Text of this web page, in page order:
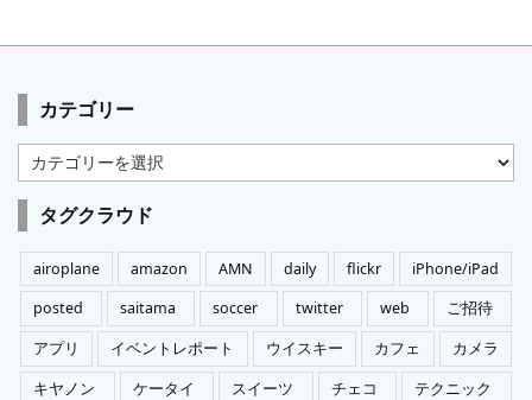
カテゴリー
カ
テ
ゴ
リ
ー
タグクラウド
airoplane amazon AMN daily flickr
iPhone/iPad
posted
saitama soccer twitter web
ご招待
アプリ
イベントレポート ウイスキー カフェ
カメラ
キヤノン
ケータイ スイーツ チェコ
テクニック